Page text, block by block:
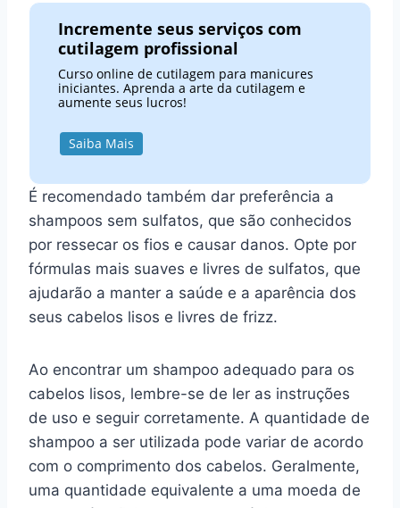
Incremente seus serviços com
cutilagem profissional
Curso online de cutilagem para manicures
iniciantes. Aprenda a arte da cutilagem e
aumente seus lucros!
Saiba Mais
É recomendado também dar preferência a
shampoos sem sulfatos, que são conhecidos
por ressecar os fios e causar danos. Opte por
fórmulas mais suaves e livres de sulfatos, que
ajudarão a manter a saúde e a aparência dos
seus cabelos lisos e livres de frizz.
Ao encontrar um shampoo adequado para os
cabelos lisos, lembre-se de ler as instruções
de uso e seguir corretamente. A quantidade de
shampoo a ser utilizada pode variar de acordo
com o comprimento dos cabelos. Geralmente,
uma quantidade equivalente a uma moeda de